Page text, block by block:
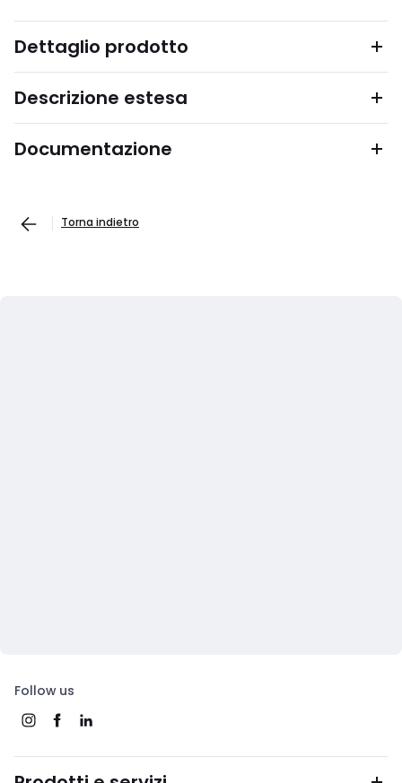
Dettaglio prodotto
Descrizione estesa
Documentazione
Torna indietro
Follow us